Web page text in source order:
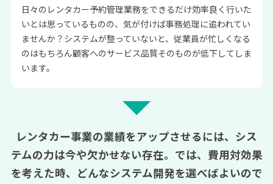
日々のレンタカー予約管理業務をできるだけ効率良く行いた
いとは思っているものの、気が付けば事務処理に追われてい
ませんか？ システムが整っていないと、従業員が忙しくなる
のはもちろん顧客へのサービス品質そのものが低下してしま
います。
レンタカー事業の業績をアップさせるには、シス
テムの力は今や欠かせない存在。 では、費用対効果
を考えた時、どんなシステム開発を選べばよいので